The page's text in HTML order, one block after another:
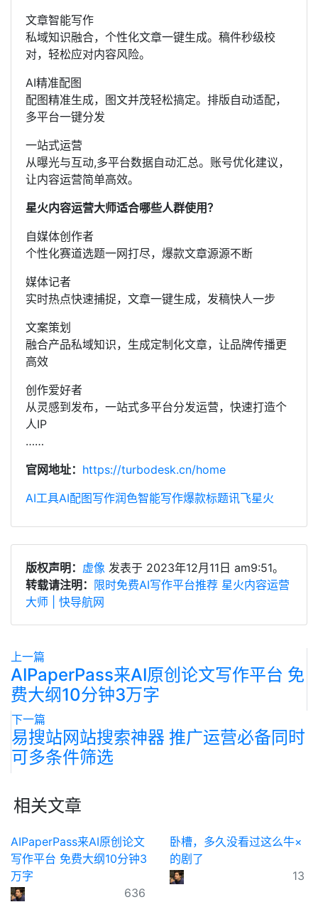
文章智能写作
私域知识融合，个性化文章一键生成。稿件秒级校
对，轻松应对内容风险。
AI精准配图
配图精准生成，图文并茂轻松搞定。排版自动适配，
多平台一键分发
一站式运营
从曝光与互动,多平台数据自动汇总。账号优化建议，
让内容运营简单高效。
星火内容运营大师适合哪些人群使用？
自媒体创作者
个性化赛道选题一网打尽，爆款文章源源不断
媒体记者
实时热点快速捕捉，文章一键生成，发稿快人一步
文案策划
融合产品私域知识，生成定制化文章，让品牌传播更
高效
创作爱好者
从灵感到发布，一站式多平台分发运营，快速打造个
人IP
……
官网地址： https://turbodesk.cn/home
AI工具AI配图写作润色智能写作爆款标题讯飞星火
版权声明： 虚像 发表于 2023年12月11日 am9:51。
转载请注明： 限时免费AI写作平台推荐 星火内容运营
大师 | 快导航网
上一篇
AIPaperPass来AI原创论文写作平台 免
费大纲10分钟3万字
下一篇
易搜站网站搜索神器 推广运营必备同时
可多条件筛选
相关文章
AIPaperPass来AI原创论文
写作平台 免费大纲10分钟3
万字
636
卧槽，多久没看过这么牛×
的剧了
13